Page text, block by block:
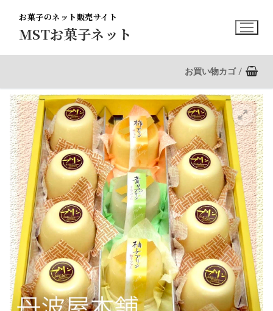
MSTお菓子ネット
お菓子のネット販売サイト
お買い物カゴ /
🔍